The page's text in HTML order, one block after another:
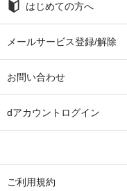
はじめての方へ
メールサービス登録/解除
お問い合わせ
dアカウントログイン
ご利用規約